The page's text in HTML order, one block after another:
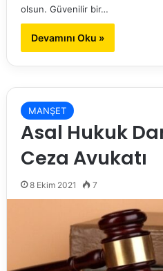
olsun. Güvenilir bir…
Devamını Oku »
MANŞET
Asal Hukuk
Ceza Avukatı
8 Ekim 2021 7